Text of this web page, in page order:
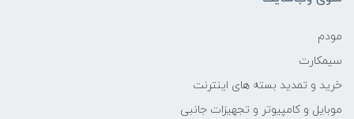
مودم
سیمکارت
خرید و تمدید بسته های اینترنت
موبایل و کامپیوتر و تجهیزات جانبی